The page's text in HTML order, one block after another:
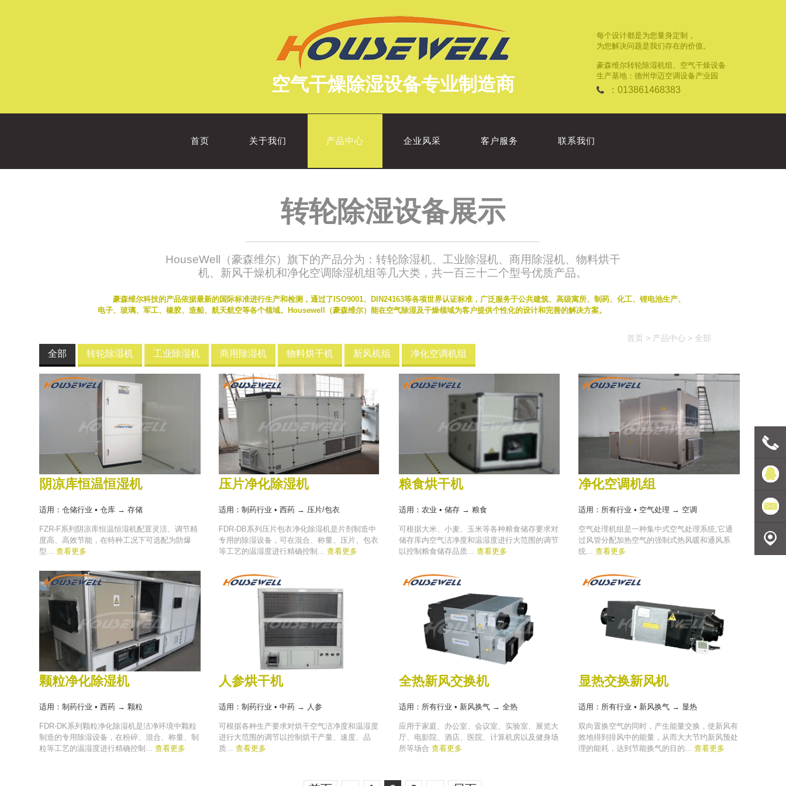
空气干燥除湿设备专业制造商
每个设计都是为您量身定制，
为您解决问题是我们存在的价值。
豪森维尔转轮除湿机组、空气干燥设备
生产基地：德州华迈空调设备产业园
：013861468383
首页 关于我们 产品中心 企业风采 客户服务 联系我们
转轮除湿设备展示
HouseWell（豪森维尔）旗下的产品分为：转轮除湿机、工业除湿机、商用除湿机、物料烘干
机、新风干燥机和净化空调除湿机组等几大类，共一百三十二个型号优质产品。
豪森维尔科技的产品依据最新的国际标准进行生产和检测，通过了ISO9001、DIN24163等各项世界认证标准，广泛服务于公共建筑、高级寓所、制药、化工、锂电池生产、
电子、玻璃、军工、橡胶、造船、航天航空等各个领域。Housewell（豪森维尔）能在空气除湿及干燥领域为客户提供个性化的设计和完善的解决方案。
首页 > 产品中心 > 全部
全部 转轮除湿机 工业除湿机 商用除湿机 物料烘干机 新风机组 净化空调机组
阴凉库恒温恒湿机
适用：仓储行业 • 仓库 → 存储
FZR-F系列阴凉库恒温恒湿机配置灵活、调节精
度高、高效节能，在特种工况下可选配为防爆
型...查看更多
压片净化除湿机
适用：制药行业 • 西药 → 压片/包衣
FDR-DB系列压片包衣净化除湿机是片剂制造中
专用的除湿设备，可在混合、称量、压片、包衣
等工艺的温湿度进行精确控制...查看更多
粮食烘干机
适用：农业 • 储存 → 粮食
可根据大米、小麦、玉米等各种粮食储存要求对
储存库内空气洁净度和温湿度进行大范围的调节
以控制粮食储存品质... 查看更多
净化空调机组
适用：所有行业 • 空气处理 → 空调
空气处理机组是一种集中式空气处理系统,它通
过风管分配加热空气的强制式热风暖和通风系
统... 查看更多
颗粒净化除湿机
适用：制药行业 • 西药 → 颗粒
FDR-DK系列颗粒净化除湿机是洁净环境中颗粒
制造的专用除湿设备，在粉碎、混合、称量、制
粒等工艺的温湿度进行精确控制...查看更多
人参烘干机
适用：制药行业 • 中药 → 人参
可根据各种生产要求对烘干空气洁净度和温湿度
进行大范围的调节以控制烘干产量、速度、品
质...查看更多
全热新风交换机
适用：所有行业 • 新风换气 → 全热
应用于家庭、办公室、会议室、实验室、展览大
厅、电影院、酒店、医院、计算机房以及健身场
所等场合 查看更多
显热交换新风机
适用：所有行业 • 新风换气 → 显热
双向置换空气的同时，产生能量交换，使新风有
效地得到排风中的能量，从而大大节约新风预处
理的能耗，达到节能换气的目的... 查看更多
联系电
话
豪森维
发送邮